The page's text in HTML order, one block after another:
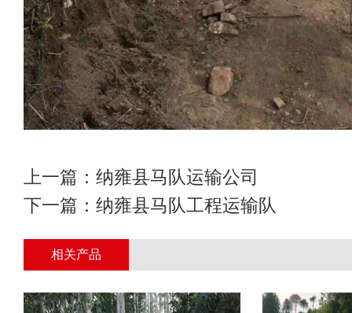
上一篇： 纳雍县马队运输公司
下一篇： 纳雍县马队工程运输队
相关产品